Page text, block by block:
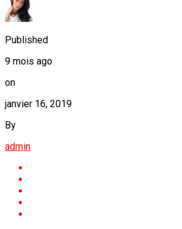
Published
9 mois ago
on
janvier 16, 2019
By
admin